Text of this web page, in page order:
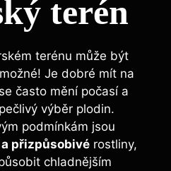
terén
terénu může být
Je dobré mít na
často mění počasí a
výběr plodin.
podmínkám jsou
přizpůsobivé rostliny,
chladnějším